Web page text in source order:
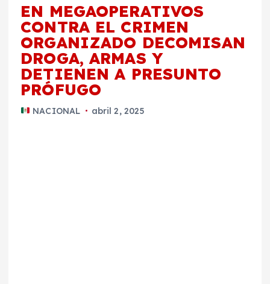
EN MEGAOPERATIVOS
CONTRA EL CRIMEN
ORGANIZADO DECOMISAN
DROGA, ARMAS Y
DETIENEN A PRESUNTO
PRÓFUGO
NACIONAL abril 2, 2025